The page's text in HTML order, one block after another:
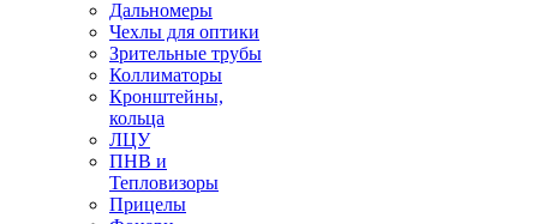
Дальномеры
Чехлы для оптики
Зрительные трубы
Коллиматоры
Кронштейны,
кольца
ЛЦУ
ПНВ и
Тепловизоры
Прицелы